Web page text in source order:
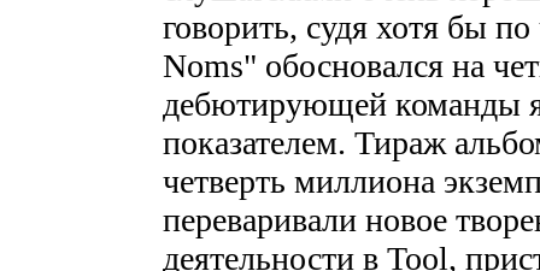
говорить, судя хотя бы
Noms" обосновался на
дебютирующей команды
показателем. Тираж
четверть миллиона
переваривали новое
деятельности в Tool,